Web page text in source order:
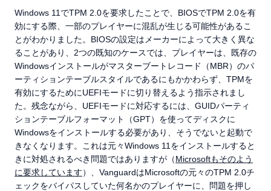
Windows 11でTPM 2.0を要求したことで、BIOSでTPM 2.0を有
効にする際、一部のプレイヤーに混乱が生じる可能性があるこ
とがわかりました。BIOSの設定はメーカーによって大きく異な
ることがあり、2つの既知のケースでは、プレイヤーは、既存の
Windowsインストールがマスターブートレコード（MBR）のパ
ーティションテーブルスタイルであるにもかかわらず、TPMを
有効にするためにUEFIモードに切り替えるよう指示されまし
た。残念ながら、UEFIモードに対応するには、GUIDパーティ
ションテーブルフォーマット（GPT）を使ってディスクに
Windowsをインストールする必要があり、そうでないと起動で
きなくなります。これは元々Windows 11をインストールすると
きに対処されるべき問題ではありますが（Microsoftもそのよう
に要求しています）、VanguardはMicrosoftの元々のTPM 2.0チ
ェックをバイパスしていた何名かのプレイヤーに、問題を押し